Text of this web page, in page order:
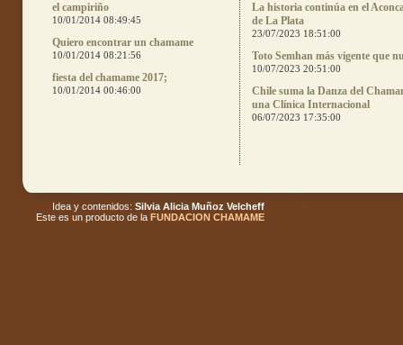
el campiriño
10/01/2014 08:49:45
Quiero encontrar un chamame
10/01/2014 08:21:56
fiesta del chamame 2017;
10/01/2014 00:46:00
La historia continúa en el
de La Plata
23/07/2023 18:51:00
Toto Semhan más vigente que
10/07/2023 20:51:00
Chile suma la Danza del
una Clínica Internacional
06/07/2023 17:35:00
Idea y contenidos: Silvia Alicia Muñoz Velcheff
Este es un producto de la FUNDACION CHAMAME